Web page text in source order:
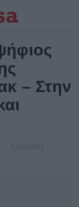
– Στην
23/10/2022